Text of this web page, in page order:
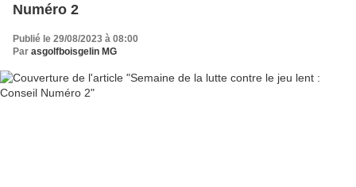
Numéro 2
Publié le 29/08/2023 à 08:00
Par asgolfboisgelin MG